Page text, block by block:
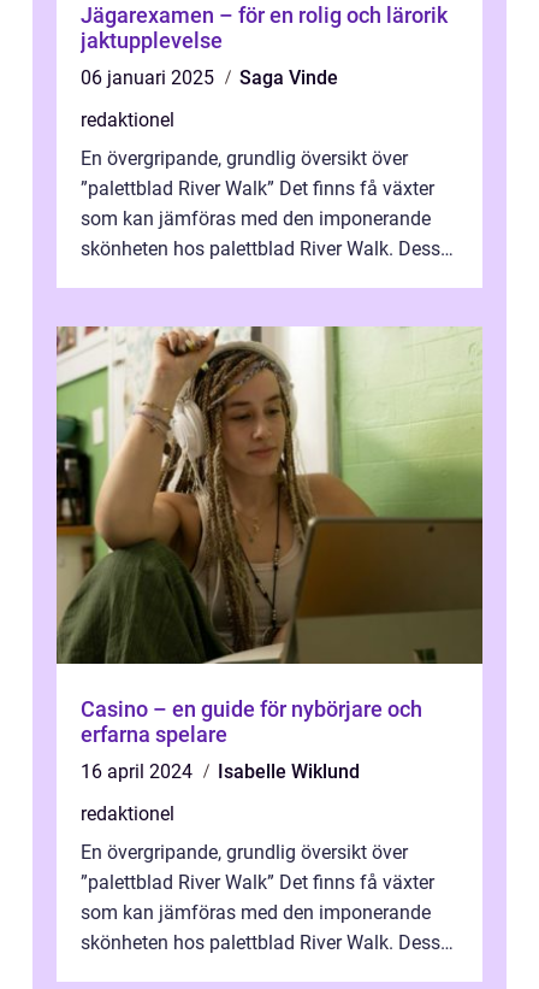
Jägarexamen – för en rolig och lärorik
jaktupplevelse
06 januari 2025
Saga Vinde
redaktionel
En övergripande, grundlig översikt över
”palettblad River Walk” Det finns få växter
som kan jämföras med den imponerande
skönheten hos palettblad River Walk. Dess
Casino – en guide för nybörjare och
erfarna spelare
16 april 2024
Isabelle Wiklund
redaktionel
En övergripande, grundlig översikt över
”palettblad River Walk” Det finns få växter
som kan jämföras med den imponerande
skönheten hos palettblad River Walk. Dess